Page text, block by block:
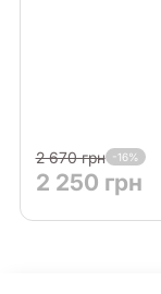
2 670 грн -16%
2 250 грн